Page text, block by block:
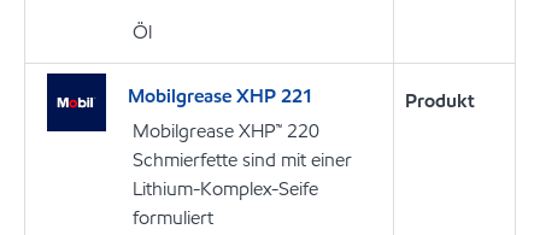
Öl
Mobilgrease XHP 221
Mobilgrease XHP™ 220
Schmierfette sind mit einer
Lithium-Komplex-Seife
formuliert
Produkt